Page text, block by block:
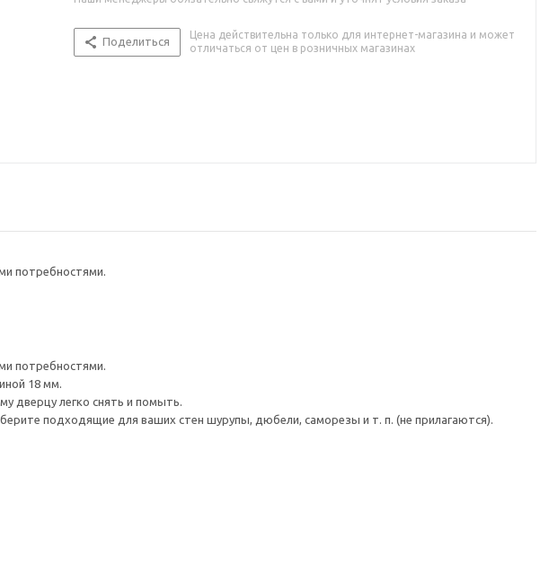
Поделиться
Цена действительна только для интернет-магазина и может
отличаться от цен в розничных магазинах
потребностями.
потребностями.
18 мм.
дверцу легко снять и помыть.
подходящие для ваших стен шурупы, дюбели, саморезы и т. п. (не прилагаются).